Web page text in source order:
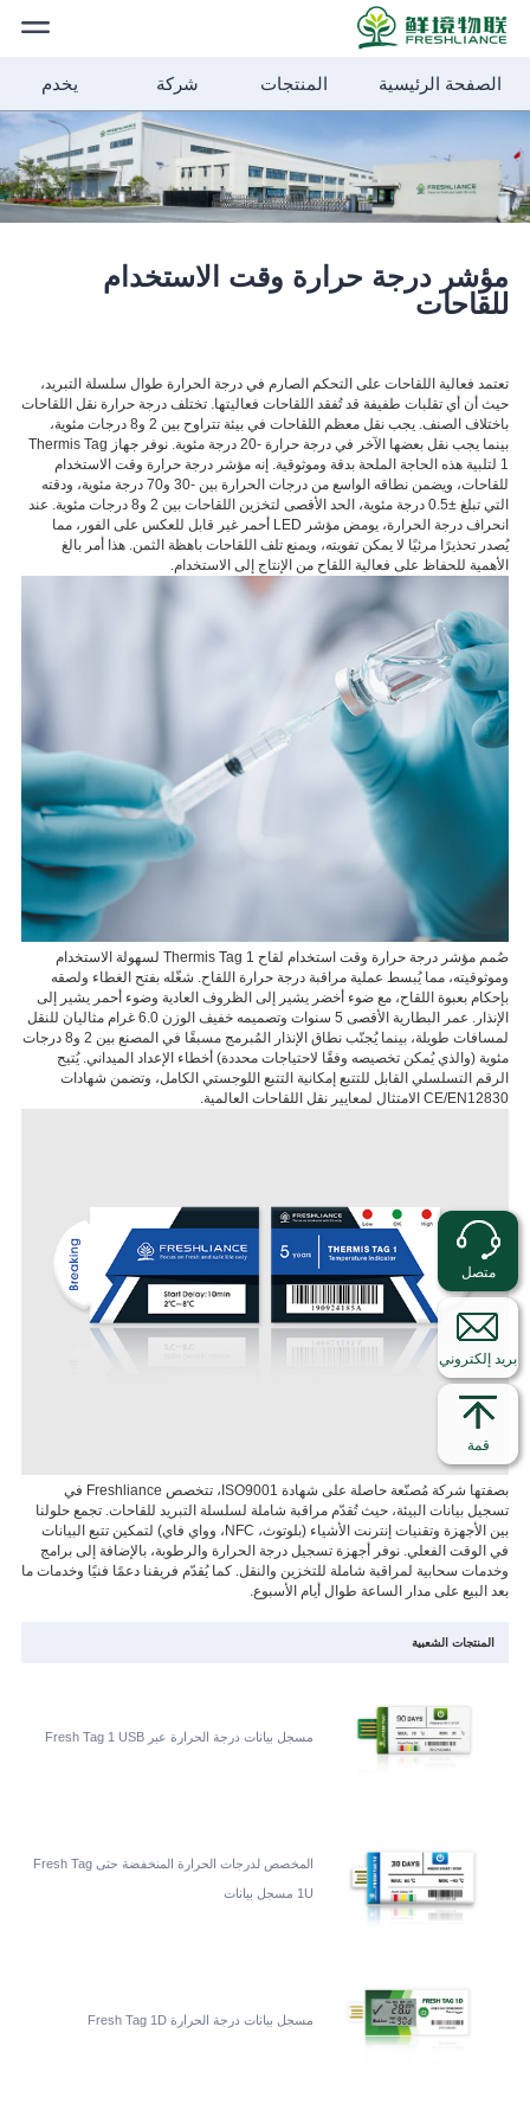
الصفحة
المنتجات
حلول
شركة
الأخبار
خدمة
اتصل
الصفحة الرئيسية المنتجات شركة يخدم
مؤشر درجة حرارة وقت الاستخدام
للقاحات
تعتمد فعالية اللقاحات على التحكم الصارم في درجة الحرارة طوال سلسلة التبريد،
حيث أن أي تقلبات طفيفة قد تُفقد اللقاحات فعاليتها. تختلف درجة حرارة نقل اللقاحات
باختلاف الصنف. يجب نقل معظم اللقاحات في بيئة تتراوح بين 2 و8 درجات مئوية،
بينما يجب نقل بعضها الآخر في درجة حرارة -20 درجة مئوية. نوفر جهاز Thermis Tag
1 لتلبية هذه الحاجة الملحة بدقة وموثوقية. إنه مؤشر درجة حرارة وقت الاستخدام
للقاحات، ويضمن نطاقه الواسع من درجات الحرارة بين -30 و70 درجة مئوية، ودقته
التي تبلغ ±0.5 درجة مئوية، الحد الأقصى لتخزين اللقاحات بين 2 و8 درجات مئوية. عند
انحراف درجة الحرارة، يومض مؤشر LED أحمر غير قابل للعكس على الفور، مما
يُصدر تحذيرًا مرئيًا لا يمكن تفويته، ويمنع تلف اللقاحات باهظة الثمن. هذا أمر بالغ
الأهمية للحفاظ على فعالية اللقاح من الإنتاج إلى الاستخدام.
صُمم مؤشر درجة حرارة وقت استخدام لقاح Thermis Tag 1 لسهولة الاستخدام
وموثوقيته، مما يُبسط عملية مراقبة درجة حرارة اللقاح. شغّله بفتح الغطاء ولصقه
بإحكام بعبوة اللقاح، مع ضوء أخضر يشير إلى الظروف العادية وضوء أحمر يشير إلى
الإنذار. عمر البطارية الأقصى 5 سنوات وتصميمه خفيف الوزن 6.0 غرام مثاليان للنقل
لمسافات طويلة، بينما يُجنّب نطاق الإنذار المُبرمج مسبقًا في المصنع بين 2 و8 درجات
مئوية (والذي يُمكن تخصيصه وفقًا لاحتياجات محددة) أخطاء الإعداد الميداني. يُتيح
الرقم التسلسلي القابل للتتبع إمكانية التتبع اللوجستي الكامل، وتضمن شهادات
CE/EN12830 الامتثال لمعايير نقل اللقاحات العالمية.
بصفتها شركة مُصنّعة حاصلة على شهادة ISO9001، تتخصص Freshliance في
تسجيل بيانات البيئة، حيث تُقدّم مراقبة شاملة لسلسلة التبريد للقاحات. تجمع حلولنا
بين الأجهزة وتقنيات إنترنت الأشياء (بلوتوث، NFC، وواي فاي) لتمكين تتبع البيانات
في الوقت الفعلي. نوفر أجهزة تسجيل درجة الحرارة والرطوبة، بالإضافة إلى برامج
وخدمات سحابية لمراقبة شاملة للتخزين والنقل. كما يُقدّم فريقنا دعمًا فنيًا وخدمات ما
بعد البيع على مدار الساعة طوال أيام الأسبوع.
المنتجات الشعبية
مسجل بيانات درجة الحرارة عبر Fresh Tag 1 USB
المخصص لدرجات الحرارة المنخفضة حتى Fresh Tag
1U مسجل بيانات
مسجل بيانات درجة الحرارة Fresh Tag 1D
متصل
بريد إلكتروني
قمة